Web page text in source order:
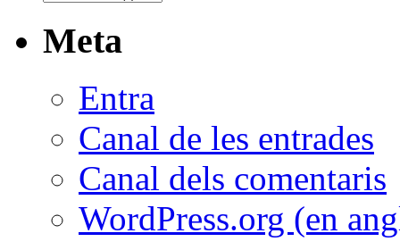
Meta
Entra
Canal de les entrades
Canal dels comentaris
WordPress.org (en